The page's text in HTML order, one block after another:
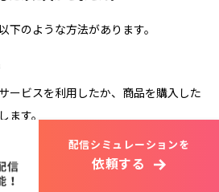
下のような方法があります。
ービスを利用したか、商品を購入した
ます。
ールを送るためには、彼らの購入履歴
。
配信シミュレーションを
依頼する